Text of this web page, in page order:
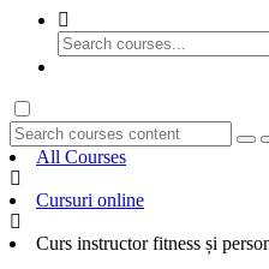
All Courses
Cursuri online
Curs instructor fitness și